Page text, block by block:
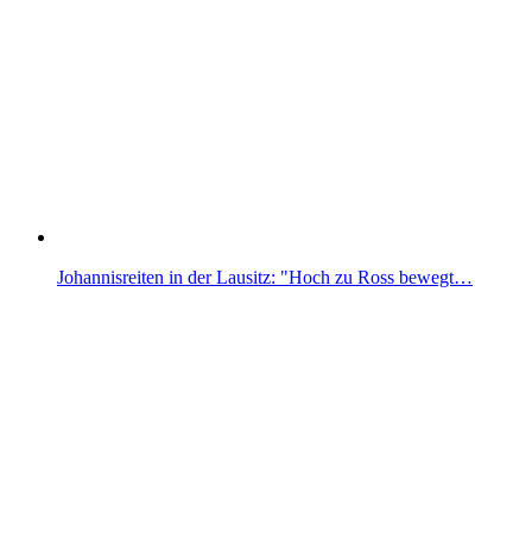
Johannisreiten in der Lausitz: "Hoch zu Ross bewegt…